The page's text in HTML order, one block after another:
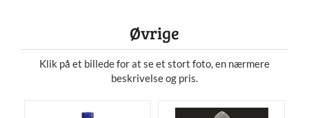
Øvrige
Klik på et billede for at se et stort foto, en nærmere
beskrivelse og pris.